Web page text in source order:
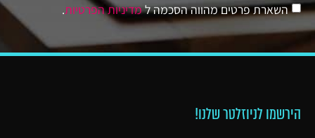
השארת פרטים מהווה הסכמה למדיניות הפרטיות.
הירשמו לניוזלטר שלנו!